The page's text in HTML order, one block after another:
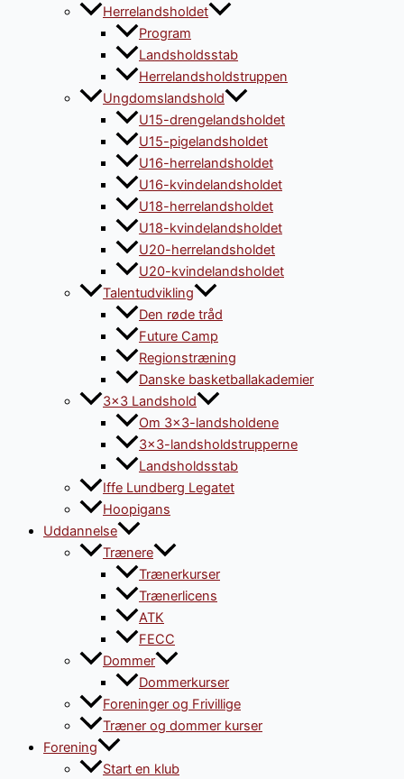
Herrelandsholdet
Program
Landsholdsstab
Herrelandsholdstruppen
Ungdomslandshold
U15-drengelandsholdet
U15-pigelandsholdet
U16-herrelandsholdet
U16-kvindelandsholdet
U18-herrelandsholdet
U18-kvindelandsholdet
U20-herrelandsholdet
U20-kvindelandsholdet
Talentudvikling
Den røde tråd
Future Camp
Regionstræning
Danske basketballakademier
3×3 Landshold
Om 3×3-landsholdene
3×3-landsholdstrupperne
Landsholdsstab
Iffe Lundberg Legatet
Hoopigans
Uddannelse
Trænere
Trænerkurser
Trænerlicens
ATK
FECC
Dommer
Dommerkurser
Foreninger og Frivillige
Træner og dommer kurser
Forening
Start en klub